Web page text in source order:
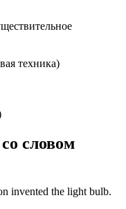
техника)
словом
invented the light bulb.